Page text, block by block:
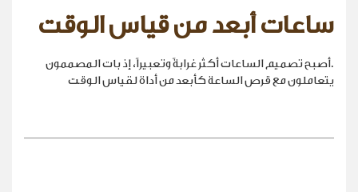
ساعات أبعد من قياس الوقت
.أصبح تصميم الساعات أكثر غرابةً وتعبيراً، إذ بات المصممون
يتعاملون مع قرص الساعة كأبعد من أداة لقياس الوقت